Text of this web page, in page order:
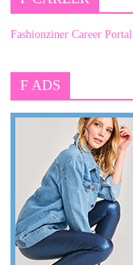
Fashionziner Career Portal
F ADS